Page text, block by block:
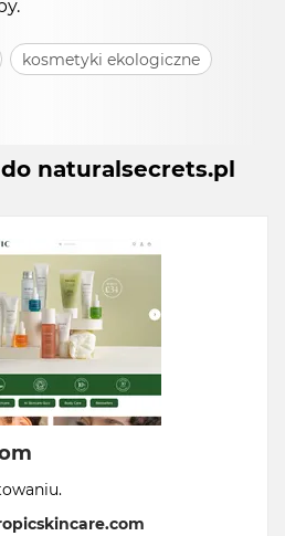
kosmetyki ekologiczne
naturalsecrets.pl